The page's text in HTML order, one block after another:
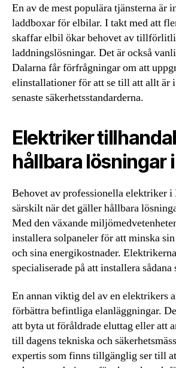
En av de mest populära tjänsterna är
laddboxar för elbilar. I takt med att
skaffar elbil ökar behovet av
laddningslösningar. Det är också
Dalarna får förfrågningar om att
elinstallationer för att se till att allt är
senaste säkerhetsstandarderna.
Elektriker
hållbara lösningar
Behovet av professionella elektriker i
särskilt när det gäller hållbara
Med den växande
installera solpaneler för att minska
och sina energikostnader.
specialiserade på att installera sådana
En annan viktig del av en elektrikers
förbättra befintliga elanläggningar.
att byta ut föråldrade eluttag eller att
till dagens tekniska och
expertis som finns tillgänglig ser till